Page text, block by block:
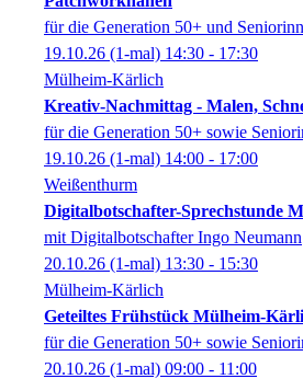
für die Generation 50+ und
19.10.26 (1-mal) 14:30 - 17:30
Mülheim-Kärlich
Kreativ-Nachmittag - Malen,
für die Generation 50+ sowie
19.10.26 (1-mal) 14:00 - 17:00
Weißenthurm
Digitalbotschafter-Sprechstunde
mit Digitalbotschafter Ingo Neumann
20.10.26 (1-mal) 13:30 - 15:30
Mülheim-Kärlich
Geteiltes Frühstück Mülheim-
für die Generation 50+ sowie
20.10.26 (1-mal) 09:00 - 11:00